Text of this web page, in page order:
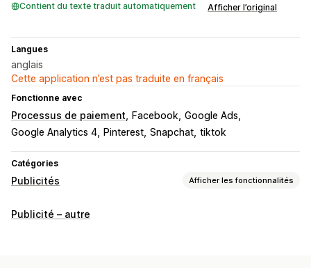
Contient du texte traduit automatiquement Afficher l’original
Langues
anglais
Cette application n’est pas traduite en français
Fonctionne avec
Processus de paiement Facebook Google Ads
Google Analytics 4
Pinterest Snapchat tiktok
Catégories
Publicités Afficher les fonctionnalités
Ciblage
Publicité – autre